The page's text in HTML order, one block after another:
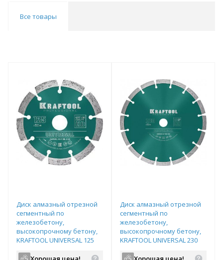
Все товары
Диск алмазный отрезной
сегментный по
железобетону,
высокопрочному бетону,
KRAFTOOL UNIVERSAL 125
Диск алмазный отрезной
сегментный по
железобетону,
высокопрочному бетону,
KRAFTOOL UNIVERSAL 230